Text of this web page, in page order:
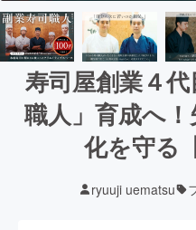
寿司屋創業４
職人」育成へ
化を守る
ryuuji uematsu